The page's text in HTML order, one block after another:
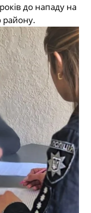
до нападу на
району.